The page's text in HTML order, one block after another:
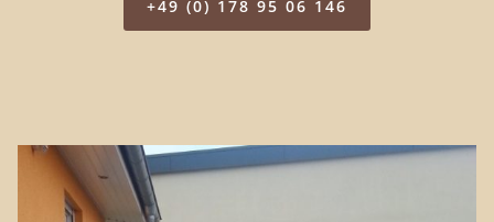
+49 (0) 178 95 06 146